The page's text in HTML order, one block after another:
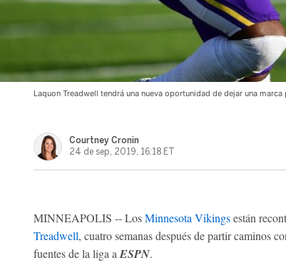
Laquon Treadwell tendrá una nueva oportunidad de dejar una
Courtney Cronin
24 de sep, 2019, 16:18 ET
MINNEAPOLIS -- LosMinnesota Vikingsestán
Treadwell, cuatro semanas después de partir caminos
fuentes de la liga a ESPN.